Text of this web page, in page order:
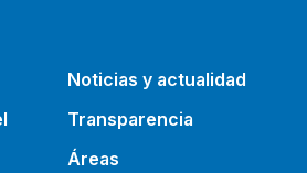
Noticias y actualidad
Transparencia
Áreas